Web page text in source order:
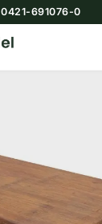
0421-691076-0